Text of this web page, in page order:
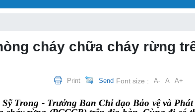
cháy chữa cháy rừng
Print Send Font size : A- A A+
Trong - Trưởng Ban Chỉ đạo Bảo vệ và Phát